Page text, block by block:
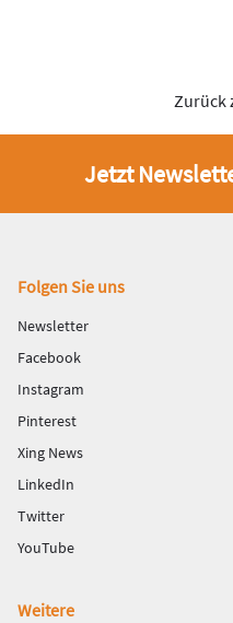
Zurück
Jetzt
Fußbereich
Folgen Sie uns
Newsletter
Facebook
Instagram
Pinterest
Xing News
LinkedIn
Twitter
YouTube
Weitere